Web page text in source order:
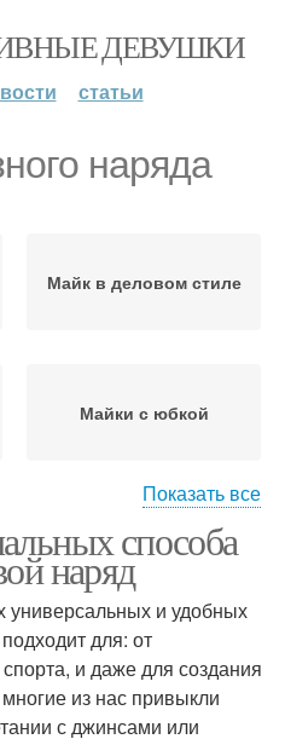
ДЕВУШКИ
статьи
наряда
Майк в деловом стиле
Майки с юбкой
Показать все
способа
наряд
и удобных
для: от
и даже для создания
из нас привыкли
с джинсами или